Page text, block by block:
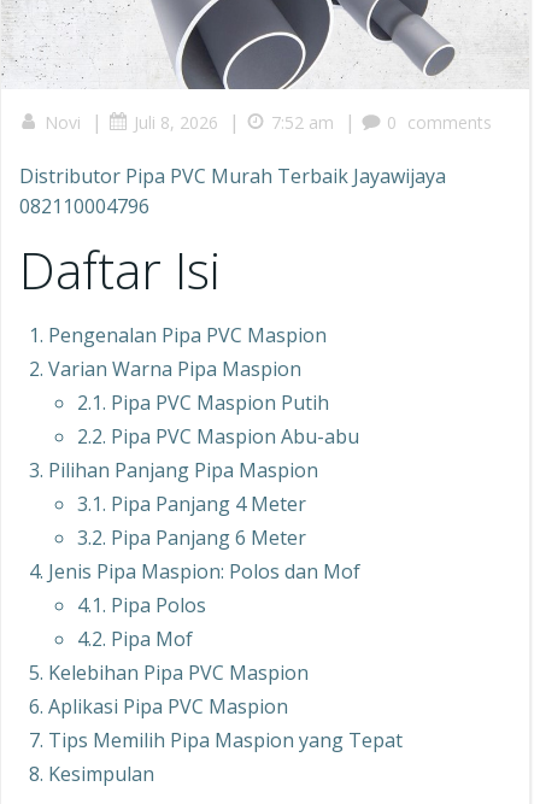
Novi | Juli 8, 2026 | 7:52 am | 0 comments
Distributor Pipa PVC Murah Terbaik Jayawijaya
082110004796
Daftar Isi
Pengenalan Pipa PVC Maspion
Varian Warna Pipa Maspion
2.1. Pipa PVC Maspion Putih
2.2. Pipa PVC Maspion Abu-abu
Pilihan Panjang Pipa Maspion
3.1. Pipa Panjang 4 Meter
3.2. Pipa Panjang 6 Meter
Jenis Pipa Maspion: Polos dan Mof
4.1. Pipa Polos
4.2. Pipa Mof
Kelebihan Pipa PVC Maspion
Aplikasi Pipa PVC Maspion
Tips Memilih Pipa Maspion yang Tepat
Kesimpulan